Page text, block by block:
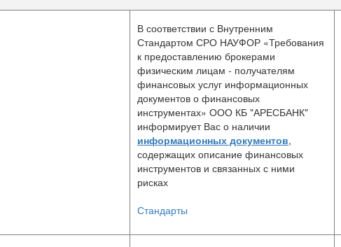
В соответствии с Внутренним
Стандартом СРО НАУФОР «Требования
к предоставлению брокерами
физическим лицам - получателям
финансовых услуг информационных
документов о финансовых
инструментах» ООО КБ "АРЕСБАНК"
информирует Вас о наличии
информационных документов,
содержащих описание финансовых
инструментов и связанных с ними
рисках
Стандарты